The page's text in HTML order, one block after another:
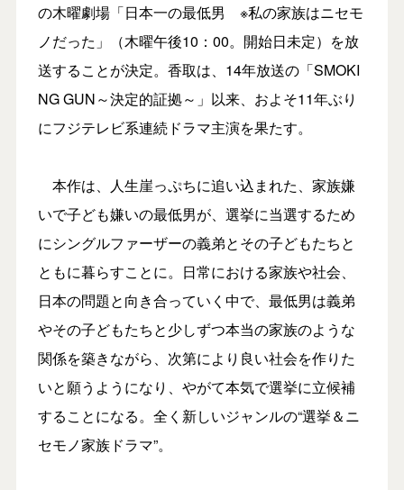
の木曜劇場「日本一の最低男 ※私の家族はニセモ
ノだった」（木曜午後10：00。開始日未定）を放
送することが決定。香取は、14年放送の「SMOKI
NG GUN～決定的証拠～」以来、およそ11年ぶり
にフジテレビ系連続ドラマ主演を果たす。
本作は、人生崖っぷちに追い込まれた、家族嫌
いで子ども嫌いの最低男が、選挙に当選するため
にシングルファーザーの義弟とその子どもたちと
ともに暮らすことに。日常における家族や社会、
日本の問題と向き合っていく中で、最低男は義弟
やその子どもたちと少しずつ本当の家族のような
関係を築きながら、次第により良い社会を作りた
いと願うようになり、やがて本気で選挙に立候補
することになる。全く新しいジャンルの“選挙＆ニ
セモノ家族ドラマ”。